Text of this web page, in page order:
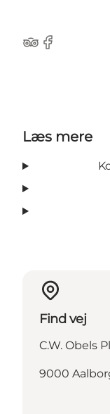
Tripadvisor
Facebook
Læs mere
Find vej
C.W. Obels
9000